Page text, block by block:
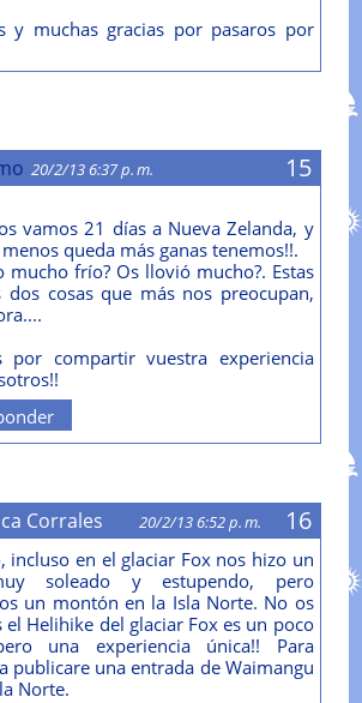
y muchas gracias por pasaros por
20/2/13 6:37 p. m.
vamos 21 días a Nueva Zelanda, y
queda más ganas tenemos!!.
mucho frío? Os llovió mucho?. Estas
dos cosas que más nos preocupan,
por compartir vuestra experiencia
Corrales 20/2/13 6:52 p. m.
incluso en el glaciar Fox nos hizo un
soleado y estupendo, pero
un montón en la Isla Norte. No os
el Helihike del glaciar Fox es un poco
una experiencia única!! Para
publicare una entrada de Waimangu
Norte.